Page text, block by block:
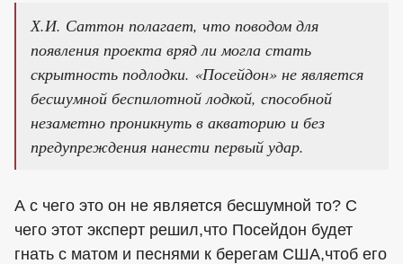
Х.И. Саттон полагает, что поводом для
появления проекта вряд ли могла стать
скрытность подлодки. «Посейдон» не является
бесшумной беспилотной лодкой, способной
незаметно проникнуть в акваторию и без
предупреждения нанести первый удар.
А с чего это он не является бесшумной то? С
чего этот эксперт решил,что Посейдон будет
гнать с матом и песнями к берегам США,чтоб его